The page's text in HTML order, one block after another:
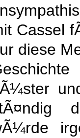
Cassel
diese